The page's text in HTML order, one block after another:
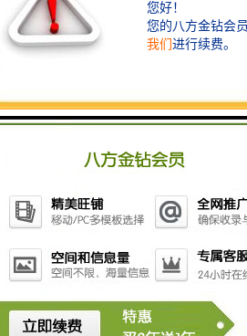
仿真植物绿雕之中当属仿真花的运用怎么样？
仿真植物在我国的运用，人们并不陌生，其中当